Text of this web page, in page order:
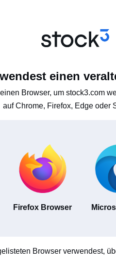
einen
Browser, um stock3.com
auf Chrome, Firefox, Edge oder
Firefox Browser
Browser verwendest,